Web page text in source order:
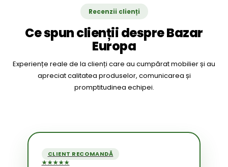
Recenzii clienți
Ce spun clienții despre Bazar
Europa
Experiențe reale de la clienți care au cumpărat mobilier și au
apreciat calitatea produselor, comunicarea și
promptitudinea echipei.
CLIENT RECOMANDĂ
★★★★★